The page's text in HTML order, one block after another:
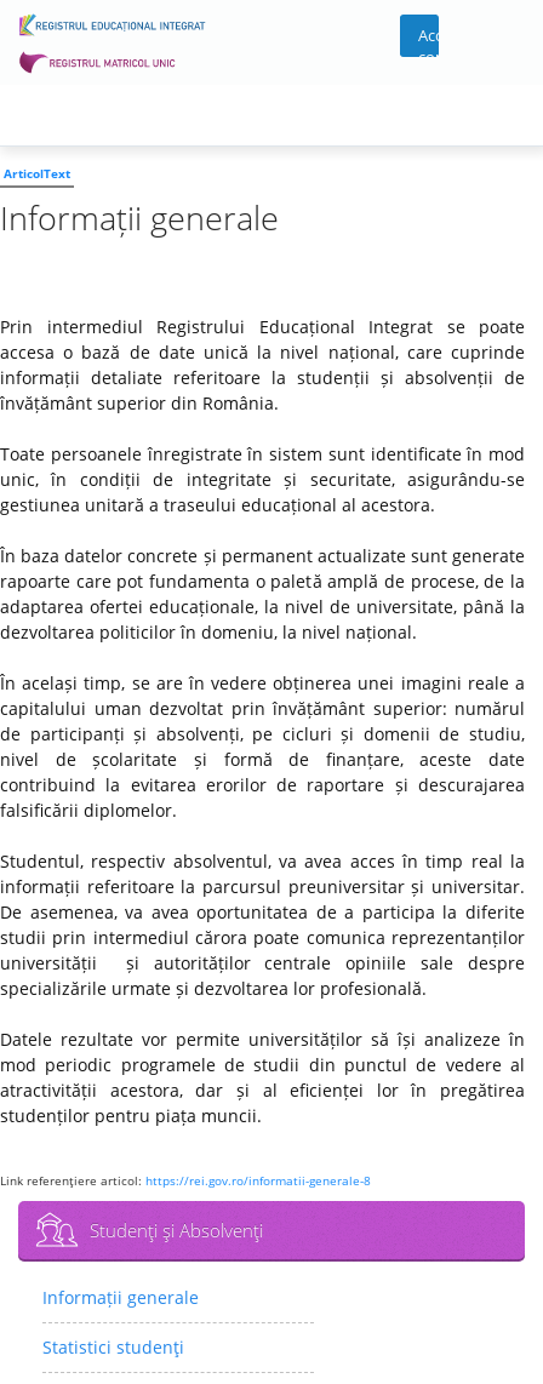
Acces
cont
ArticolText
Informații generale
Prin intermediul Registrului Educațional Integrat se poate
accesa o bază de date unică la nivel național, care cuprinde
informații detaliate referitoare la studenții și absolvenții de
învățământ superior din România.
Toate persoanele înregistrate în sistem sunt identificate în mod
unic, în condiții de integritate și securitate, asigurându-se
gestiunea unitară a traseului educațional al acestora.
În baza datelor concrete și permanent actualizate sunt generate
rapoarte care pot fundamenta o paletă amplă de procese, de la
adaptarea ofertei educaționale, la nivel de universitate, până la
dezvoltarea politicilor în domeniu, la nivel național.
În același timp, se are în vedere obținerea unei imagini reale a
capitalului uman dezvoltat prin învățământ superior: numărul
de participanți și absolvenți, pe cicluri și domenii de studiu,
nivel de școlaritate și formă de finanțare, aceste date
contribuind la evitarea erorilor de raportare și descurajarea
falsificării diplomelor.
Studentul, respectiv absolventul, va avea acces în timp real la
informații referitoare la parcursul preuniversitar și universitar.
De asemenea, va avea oportunitatea de a participa la diferite
studii prin intermediul cărora poate comunica reprezentanților
universității și autorităților centrale opiniile sale despre
specializările urmate și dezvoltarea lor profesională.
Datele rezultate vor permite universităților să își analizeze în
mod periodic programele de studii din punctul de vedere al
atractivității acestora, dar și al eficienței lor în pregătirea
studenților pentru piața muncii.
Link referenţiere articol: https://rei.gov.ro/informatii-generale-8
Studenţi şi Absolvenţi
Informații generale
Statistici studenţi